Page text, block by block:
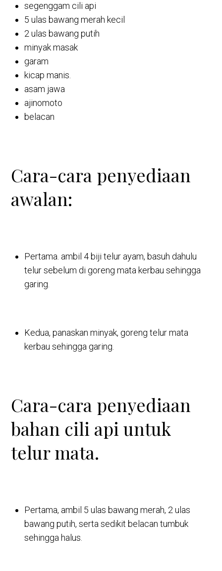
segenggam cili api
5 ulas bawang merah kecil
2 ulas bawang putih
minyak masak
garam
kicap manis.
asam jawa
ajinomoto
belacan
Cara-cara penyediaan
awalan:
Pertama. ambil 4 biji telur ayam, basuh dahulu
telur sebelum di goreng mata kerbau sehingga
garing.
Kedua, panaskan minyak, goreng telur mata
kerbau sehingga garing.
Cara-cara penyediaan
bahan cili api untuk
telur mata.
Pertama, ambil 5 ulas bawang merah, 2 ulas
bawang putih, serta sedikit belacan tumbuk
sehingga halus.